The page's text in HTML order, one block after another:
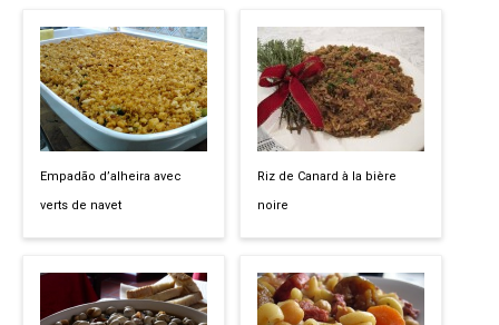
Empadão d’alheira avec
verts de navet
Riz de Canard à la bière
noire